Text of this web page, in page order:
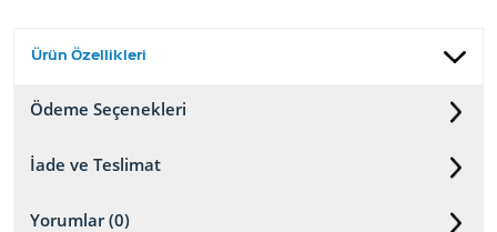
Ürün Özellikleri
Ödeme Seçenekleri
İade ve Teslimat
Yorumlar (0)